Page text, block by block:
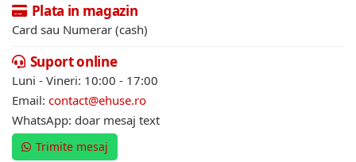
Plata in magazin
Card sau Numerar (cash)
Suport online
Luni - Vineri: 10:00 - 17:00
Email: contact@ehuse.ro
WhatsApp: doar mesaj text
Trimite mesaj